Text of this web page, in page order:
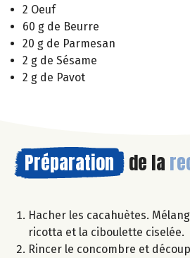
2 Oeuf
60 g de Beurre
20 g de Parmesan
2 g de Sésame
2 g de Pavot
Préparation de la
Hacher les cacahuètes.
ricotta et la ciboulette ciselée.
Rincer le concombre et